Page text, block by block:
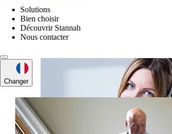
Solutions
Bien choisir
Découvrir Stannah
Nous contacter
Changer